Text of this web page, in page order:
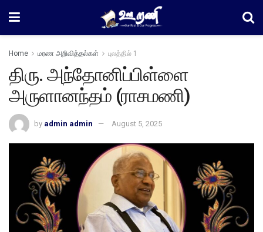
Home மரண அறிவித்தல்கள் புலத்தில் 1
​திரு. அந்தோனிப்பிள்ளை
அருளானந்தம் (ராசமணி)
by admin admin August 5, 2025